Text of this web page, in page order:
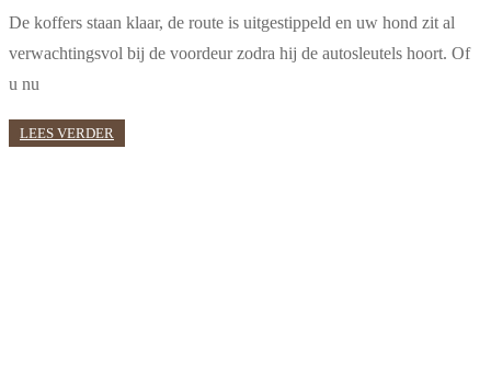
De koffers staan klaar, de route is uitgestippeld en uw hond zit al
verwachtingsvol bij de voordeur zodra hij de autosleutels hoort. Of
u nu
LEES VERDER